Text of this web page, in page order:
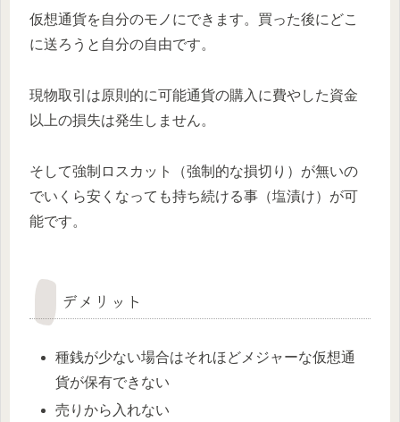
仮想通貨を自分のモノにできます。買った後にどこ
に送ろうと自分の自由です。
現物取引は原則的に可能通貨の購入に費やした資金
以上の損失は発生しません。
そして強制ロスカット（強制的な損切り）が無いの
でいくら安くなっても持ち続ける事（塩漬け）が可
能です。
デメリット
種銭が少ない場合はそれほどメジャーな仮想通
貨が保有できない
売りから入れない